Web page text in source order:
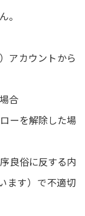
。
アカウントから
合
ーを解除した場
良俗に反する内
ます）で不適切